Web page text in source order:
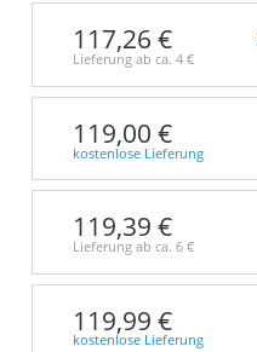
117,26 €
Lieferung ab ca. 4 €
119,00 €
kostenlose Lieferung
119,39 €
Lieferung ab ca. 6 €
119,99 €
kostenlose Lieferung